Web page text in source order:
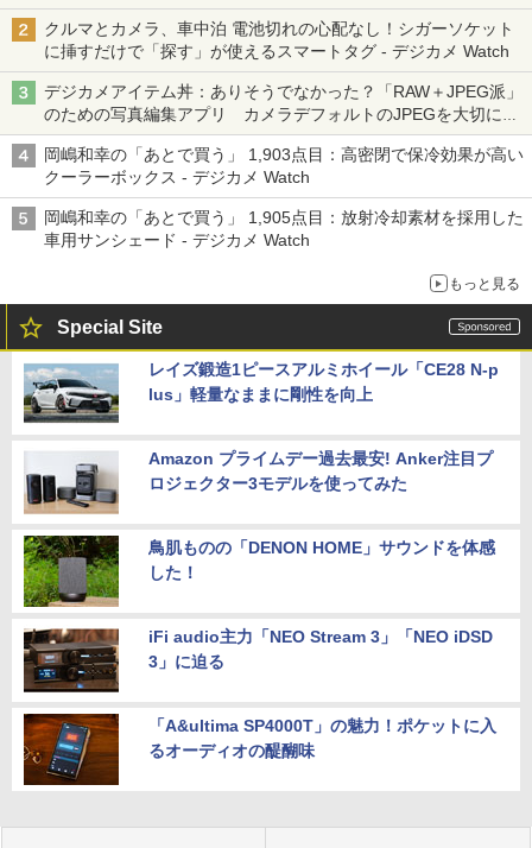
クルマとカメラ、車中泊 電池切れの心配なし！シガーソケット
に挿すだけで「探す」が使えるスマートタグ - デジカメ Watch
デジカメアイテム丼：ありそうでなかった？「RAW＋JPEG派」
のための写真編集アプリ カメラデフォルトのJPEGを大切にす
る「Filmator」
岡嶋和幸の「あとで買う」 1,903点目：高密閉で保冷効果が高い
クーラーボックス - デジカメ Watch
岡嶋和幸の「あとで買う」 1,905点目：放射冷却素材を採用した
車用サンシェード - デジカメ Watch
もっと見る
Special Site
レイズ鍛造1ピースアルミホイール「CE28 N-p
lus」軽量なままに剛性を向上
Amazon プライムデー過去最安! Anker注目プ
ロジェクター3モデルを使ってみた
鳥肌ものの「DENON HOME」サウンドを体感
した！
iFi audio主力「NEO Stream 3」「NEO iDSD
3」に迫る
「A&ultima SP4000T」の魅力！ポケットに入
るオーディオの醍醐味